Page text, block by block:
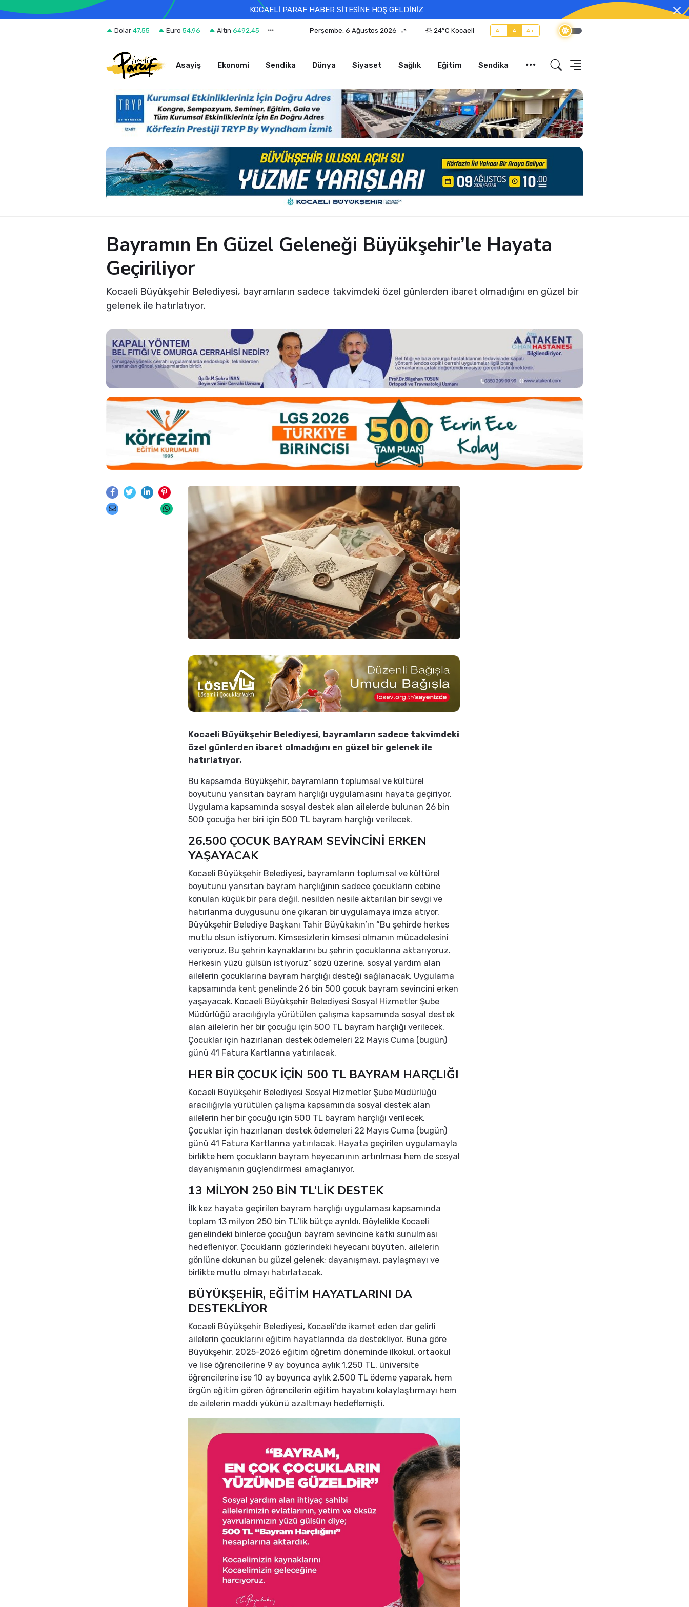
KOCAELİ PARAF HABER SİTESİNE HOŞ GELDİNİZ
Dolar 47.55 Euro 54.96 Altın 6492.45 Perşembe, 6 Ağustos 2026 24°C Kocaeli A- A A+
Asayiş Ekonomi Sendika Dünya Siyaset Sağlık Eğitim Sendika
Bayramın En Güzel Geleneği Büyükşehir’le Hayata
Geçiriliyor
Kocaeli Büyükşehir Belediyesi, bayramların sadece takvimdeki özel günlerden ibaret olmadığını en güzel bir
gelenek ile hatırlatıyor.
Kocaeli Büyükşehir Belediyesi, bayramların sadece takvimdeki
özel günlerden ibaret olmadığını en güzel bir gelenek ile
hatırlatıyor.
Bu kapsamda Büyükşehir, bayramların toplumsal ve kültürel
boyutunu yansıtan bayram harçlığı uygulamasını hayata geçiriyor.
Uygulama kapsamında sosyal destek alan ailelerde bulunan 26 bin
500 çocuğa her biri için 500 TL bayram harçlığı verilecek.
26.500 ÇOCUK BAYRAM SEVİNCİNİ ERKEN
YAŞAYACAK
Kocaeli Büyükşehir Belediyesi, bayramların toplumsal ve kültürel
boyutunu yansıtan bayram harçlığının sadece çocukların cebine
konulan küçük bir para değil, nesilden nesile aktarılan bir sevgi ve
hatırlanma duygusunu öne çıkaran bir uygulamaya imza atıyor.
Büyükşehir Belediye Başkanı Tahir Büyükakın’ın “Bu şehirde herkes
mutlu olsun istiyorum. Kimsesizlerin kimsesi olmanın mücadelesini
veriyoruz. Bu şehrin kaynaklarını bu şehrin çocuklarına aktarıyoruz.
Herkesin yüzü gülsün istiyoruz” sözü üzerine, sosyal yardım alan
ailelerin çocuklarına bayram harçlığı desteği sağlanacak. Uygulama
kapsamında kent genelinde 26 bin 500 çocuk bayram sevincini erken
yaşayacak. Kocaeli Büyükşehir Belediyesi Sosyal Hizmetler Şube
Müdürlüğü aracılığıyla yürütülen çalışma kapsamında sosyal destek
alan ailelerin her bir çocuğu için 500 TL bayram harçlığı verilecek.
Çocuklar için hazırlanan destek ödemeleri 22 Mayıs Cuma (bugün)
günü 41 Fatura Kartlarına yatırılacak.
HER BİR ÇOCUK İÇİN 500 TL BAYRAM HARÇLIĞI
Kocaeli Büyükşehir Belediyesi Sosyal Hizmetler Şube Müdürlüğü
aracılığıyla yürütülen çalışma kapsamında sosyal destek alan
ailelerin her bir çocuğu için 500 TL bayram harçlığı verilecek.
Çocuklar için hazırlanan destek ödemeleri 22 Mayıs Cuma (bugün)
günü 41 Fatura Kartlarına yatırılacak. Hayata geçirilen uygulamayla
birlikte hem çocukların bayram heyecanının artırılması hem de sosyal
dayanışmanın güçlendirmesi amaçlanıyor.
13 MİLYON 250 BİN TL’LİK DESTEK
İlk kez hayata geçirilen bayram harçlığı uygulaması kapsamında
toplam 13 milyon 250 bin TL’lik bütçe ayrıldı. Böylelikle Kocaeli
genelindeki binlerce çocuğun bayram sevincine katkı sunulması
hedefleniyor. Çocukların gözlerindeki heyecanı büyüten, ailelerin
gönlüne dokunan bu güzel gelenek; dayanışmayı, paylaşmayı ve
birlikte mutlu olmayı hatırlatacak.
BÜYÜKŞEHİR, EĞİTİM HAYATLARINI DA
DESTEKLİYOR
Kocaeli Büyükşehir Belediyesi, Kocaeli’de ikamet eden dar gelirli
ailelerin çocuklarını eğitim hayatlarında da destekliyor. Buna göre
Büyükşehir, 2025-2026 eğitim öğretim döneminde ilkokul, ortaokul
ve lise öğrencilerine 9 ay boyunca aylık 1.250 TL, üniversite
öğrencilerine ise 10 ay boyunca aylık 2.500 TL ödeme yaparak, hem
örgün eğitim gören öğrencilerin eğitim hayatını kolaylaştırmayı hem
de ailelerin maddi yükünü azaltmayı hedeflemişti.